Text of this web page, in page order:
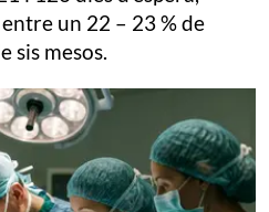
un 22 – 23 % de
sis mesos.